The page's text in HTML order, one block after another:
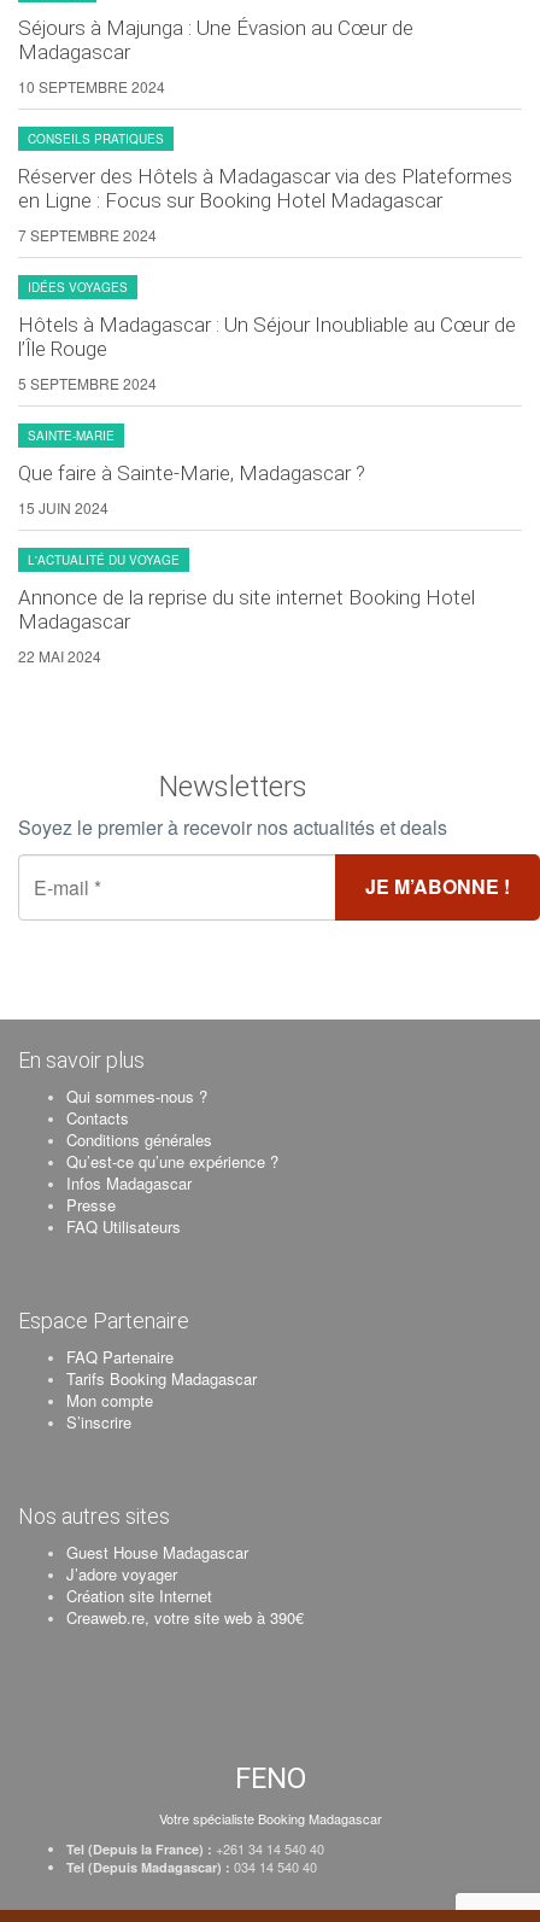
Séjours à Majunga : Une Évasion au Cœur de
Madagascar
10 SEPTEMBRE 2024
CONSEILS PRATIQUES
Réserver des Hôtels à Madagascar via des Plateformes
en Ligne : Focus sur Booking Hotel Madagascar
7 SEPTEMBRE 2024
IDÉES VOYAGES
Hôtels à Madagascar : Un Séjour Inoubliable au Cœur de
l’Île Rouge
5 SEPTEMBRE 2024
SAINTE-MARIE
Que faire à Sainte-Marie, Madagascar ?
15 JUIN 2024
L'ACTUALITÉ DU VOYAGE
Annonce de la reprise du site internet Booking Hotel
Madagascar
22 MAI 2024
Newsletters
Soyez le premier à recevoir nos actualités et deals
En savoir plus
Qui sommes-nous ?
Contacts
Conditions générales
Qu’est-ce qu’une expérience ?
Infos Madagascar
Presse
FAQ Utilisateurs
Espace Partenaire
FAQ Partenaire
Tarifs Booking Madagascar
Mon compte
S’inscrire
Nos autres sites
Guest House Madagascar
J’adore voyager
Création site Internet
Creaweb.re, votre site web à 390€
FENO
Votre spécialiste Booking Madagascar
Tel (Depuis la France) : +261 34 14 540 40
Tel (Depuis Madagascar) : 034 14 540 40